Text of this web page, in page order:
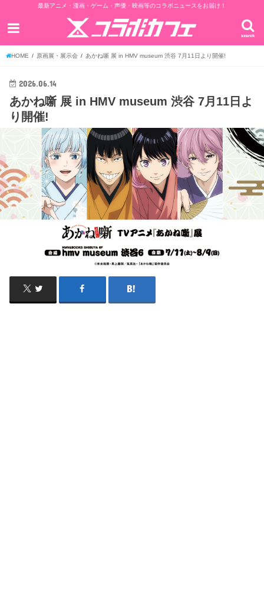
最新アニメ・漫画・ゲーム・声優・映画等のコラボニュースをお届け！
search
HOME 原画展・展示会 あかね噺 展 in HMV museum 渋谷 7月11日より開催!
2026.06.14
あかね噺 展 in HMV museum 渋谷 7月11日よ
り開催!